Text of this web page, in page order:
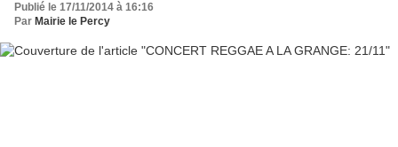
Publié le 17/11/2014 à 16:16
Par Mairie le Percy